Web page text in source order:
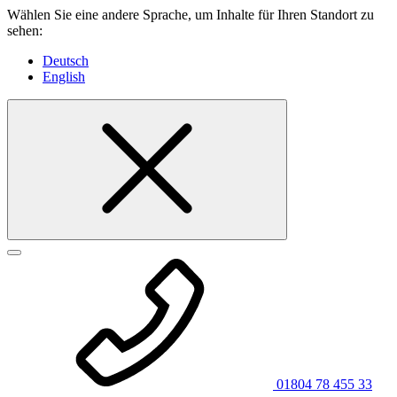
Wählen Sie eine andere Sprache, um Inhalte für Ihren Standort zu
sehen:
Deutsch
English
01804 78 455 33